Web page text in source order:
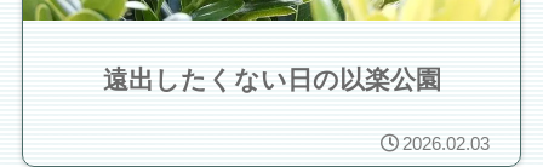
遠出したくない日の以楽公園
2026.02.03